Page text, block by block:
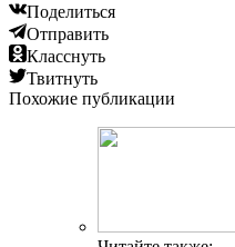
Поделиться
Отправить
Класснуть
Твитнуть
Похожие публикации